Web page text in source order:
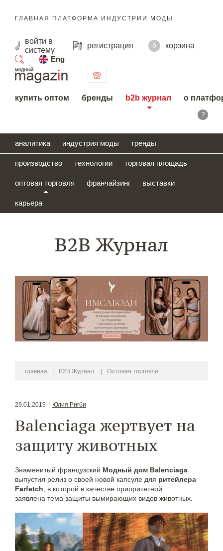
ГЛАВНАЯ ПЛАТФОРМА ИНДУСТРИИ МОДЫ
войти в
систему
регистрация 0
корзина
Eng
поиск
купить оптом бренды b2b журнал о
?
аналитика индустрия моды тренды
производство технологии торговая площадь
оптовая торговля франчайзинг выставки
карьера
B2B Журнал
главная B2B Журнал Оптовая торговля
29.01.2019 Юлия Ригби
Balenciaga жертвует на
защиту животных
Знаменитый французский Модный дом Balenciaga
выпустил релиз о своей новой капсуле для ритейлера
Farfetch , в которой в качестве приоритетной
заявлена тема защиты вымирающих видов животных.